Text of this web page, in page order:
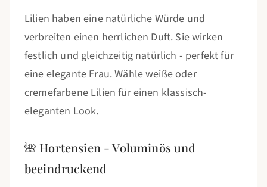
Lilien haben eine natürliche Würde und
verbreiten einen herrlichen Duft. Sie wirken
festlich und gleichzeitig natürlich - perfekt für
eine elegante Frau. Wähle weiße oder
cremefarbene Lilien für einen klassisch-
eleganten Look.
🌺 Hortensien - Voluminös und
beeindruckend